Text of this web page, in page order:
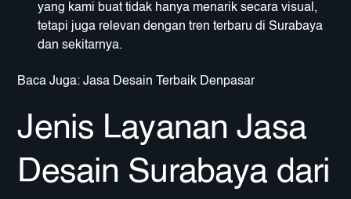
yang kami buat tidak hanya menarik secara visual,
tetapi juga relevan dengan tren terbaru di Surabaya
dan sekitarnya.
Baca Juga:Jasa Desain Terbaik Denpasar
Jenis Layanan Jasa
Desain Surabaya dari